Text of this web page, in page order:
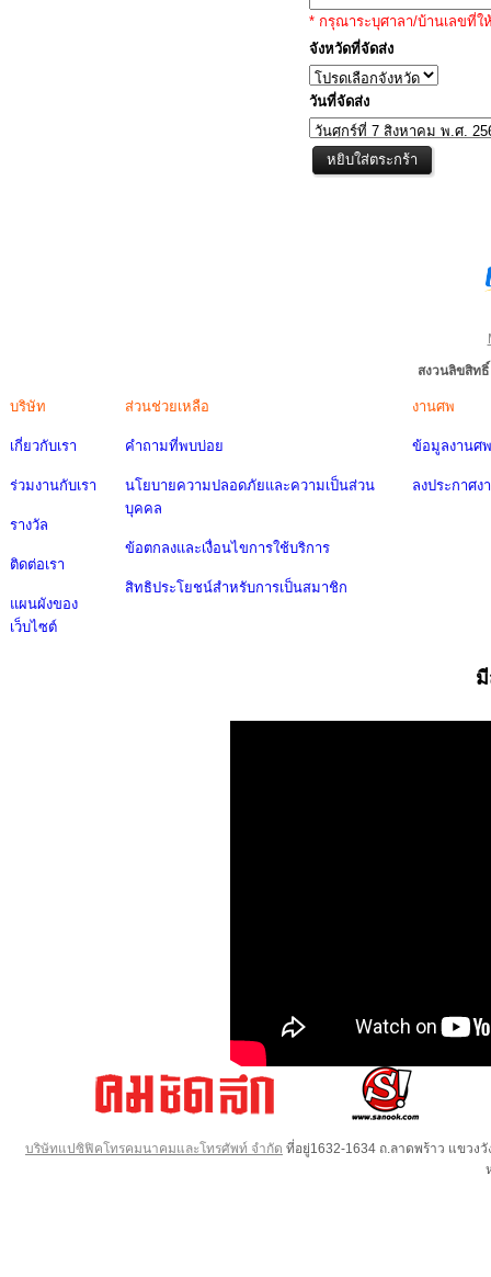
* กรุณาระบุศาลา/บ้านเลขที่ใ
จังหวัดที่จัดส่ง
วันที่จัดส่ง
สงวนลิขสิท
บริษัท
เกี่ยวกับเรา
ร่วมงานกับเรา
รางวัล
ติดต่อเรา
แผนผังของ
เว็บไซต์
ส่วนช่วยเหลือ
คำถามที่พบบ่อย
นโยบายความปลอดภัยและความเป็นส่วน
บุคคล
ข้อตกลงและเงื่อนไขการใช้บริการ
สิทธิประโยชน์สำหรับการเป็นสมาชิก
งานศพ
ข้อมูลงานศพ
ลงประกาศง
บริษัทแปซิฟิคโทรคมนาคมและโทรศัพท์ จำกัด ที่อยู่1632-1634 ถ.ลาดพร้าว แขวง